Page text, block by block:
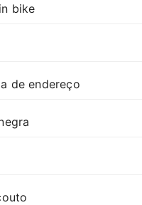
bike
de endereço